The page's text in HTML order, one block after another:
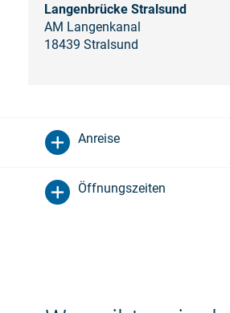
Langenbrücke Stralsund
AM Langenkanal
18439 Stralsund
Anreise
Öffnungszeiten